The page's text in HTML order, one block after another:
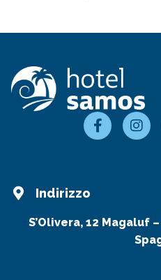
Indirizzo
S’Olivera, 12 Magaluf